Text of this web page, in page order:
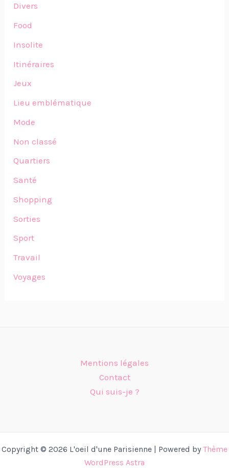
Divers
Food
Insolite
Itinéraires
Jeux
Lieu emblématique
Mode
Non classé
Quartiers
Santé
Shopping
Sorties
Sport
Travail
Voyages
Mentions légales
Contact
Qui suis-je ?
Copyright © 2026 L'oeil d'une Parisienne | Powered by Thème
WordPress Astra